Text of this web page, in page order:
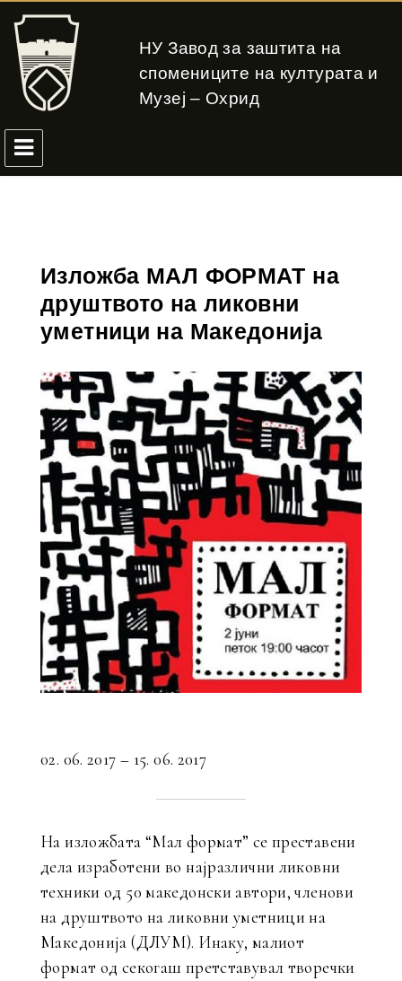
НУ Завод за заштита на
спомениците на културата и
Музеј – Охрид
Изложба МАЛ ФОРМАТ на
друштвото на ликовни
уметници на Македонија
02. 06. 2017 – 15. 06. 2017
На изложбата “Мал формат” се преставени
дела изработени во најразлични ликовни
техники од 50 македонски автори, членови
на друштвото на ликовни уметници на
Македонија (ДЛУМ). Инаку, малиот
формат од секогаш претставувал творечки